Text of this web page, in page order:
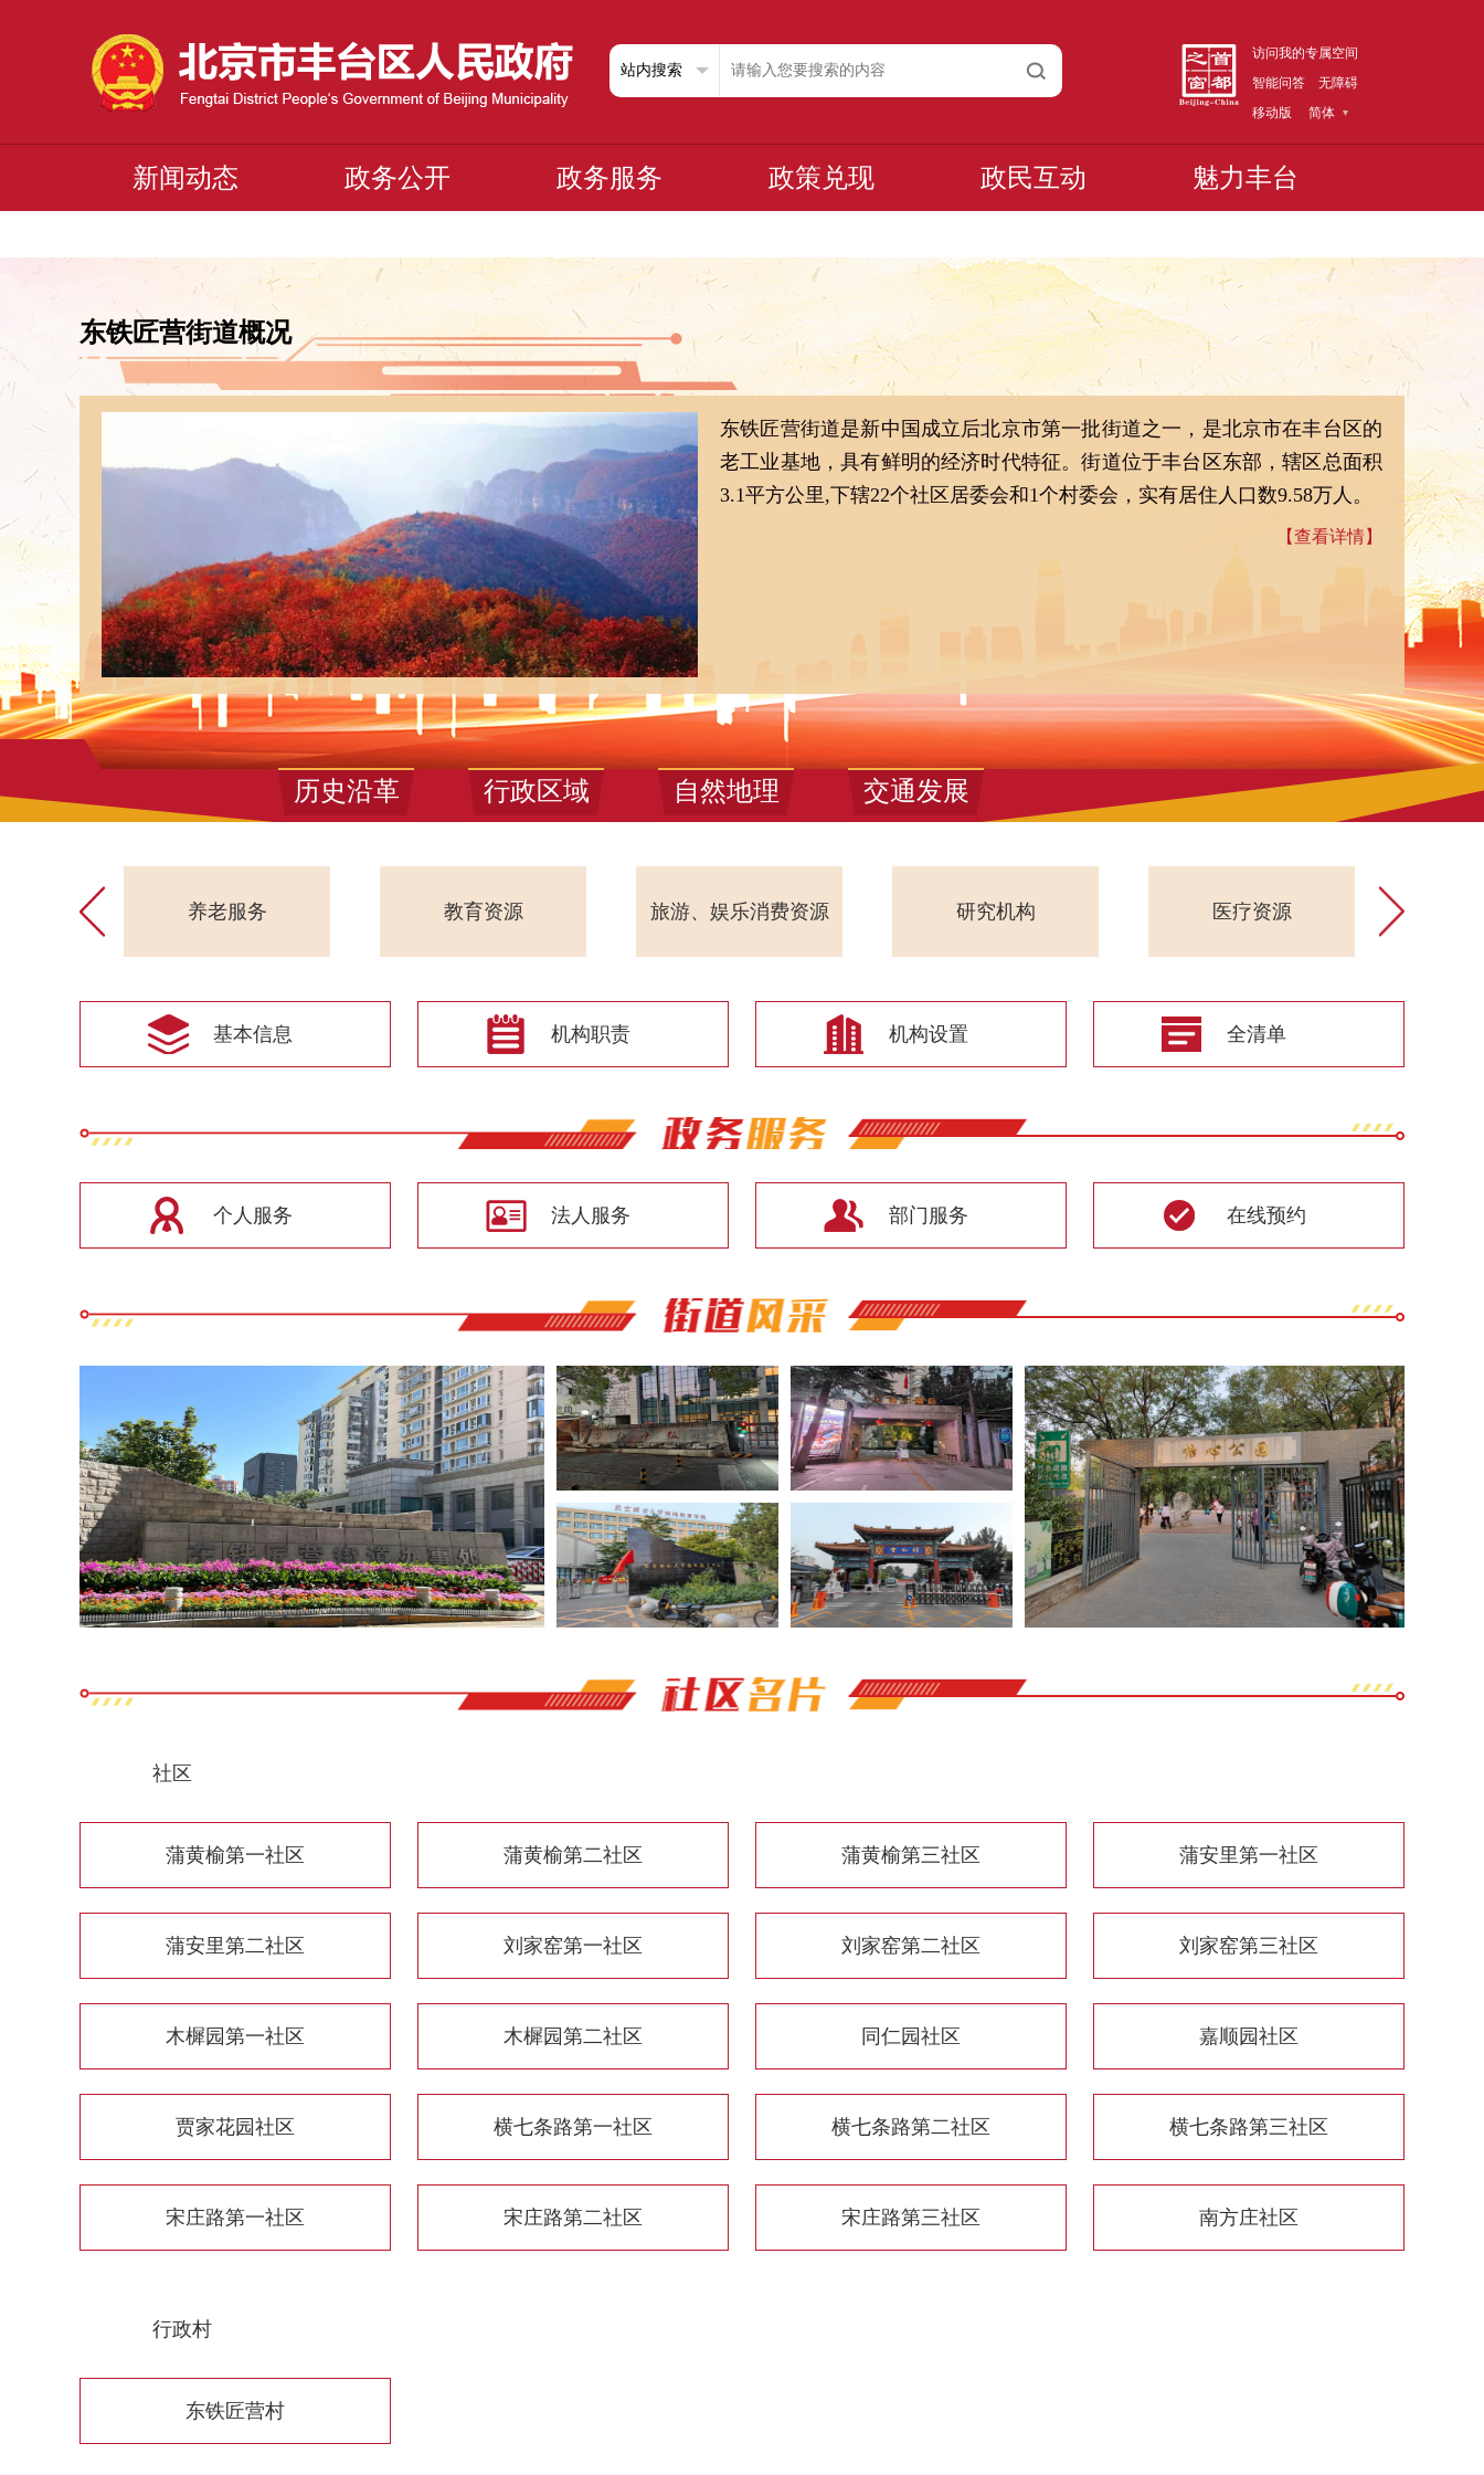
访问我的专属空间
智能问答
无障碍
移动版
简体
新闻动态 政务公开 政务服务 政策兑现 政民互动 魅力丰台
东铁匠营街道概况
东铁匠营街道是新中国成立后北京市第一批街道之一，是北京市在丰台区的
老工业基地，具有鲜明的经济时代特征。街道位于丰台区东部，辖区总面积
3.1平方公里,下辖22个社区居委会和1个村委会，实有居住人口数9.58万人。
【查看详情】
历史沿革 行政区域 自然地理 交通发展
教育资源 旅游、娱乐消费资源 研究机构 医疗资源 养老服务
基本信息 机构职责 机构设置 全清单
个人服务 法人服务 部门服务 在线预约
社区
蒲黄榆第一社区 蒲黄榆第二社区 蒲黄榆第三社区 蒲安里第一社区
蒲安里第二社区 刘家窑第一社区 刘家窑第二社区 刘家窑第三社区
木樨园第一社区 木樨园第二社区 同仁园社区 嘉顺园社区
贾家花园社区 横七条路第一社区 横七条路第二社区 横七条路第三社区
宋庄路第一社区 宋庄路第二社区 宋庄路第三社区 南方庄社区
行政村
东铁匠营村